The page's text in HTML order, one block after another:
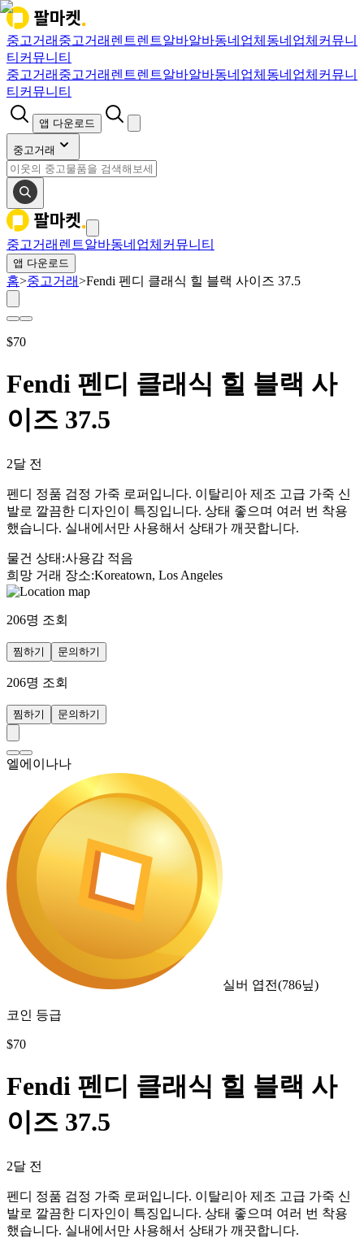
중고거래 중고거래 렌트렌트알바알바동네업체 동네업체 커뮤니
티 커뮤니티
중고거래 중고거래 렌트렌트알바알바동네업체 동네업체 커뮤니
티 커뮤니티
앱 다운로드
중고거래
중고거래 렌트알바동네업체 커뮤니티
앱 다운로드
홈>중고거래>Fendi 펜디 클래식 힐 블랙 사이즈 37.5
$70
Fendi 펜디 클래식 힐 블랙 사
이즈 37.5
2달 전
펜디 정품 검정 가죽 로퍼입니다. 이탈리아 제조 고급 가죽 신
발로 깔끔한 디자인이 특징입니다. 상태 좋으며 여러 번 착용
했습니다. 실내에서만 사용해서 상태가 깨끗합니다.
물건 상태 :사용감 적음
희망 거래 장소:Koreatown, Los Angeles
206명 조회
찜하기 문의하기
206명 조회
찜하기 문의하기
엘에이나나
실버 엽전(786닢)
코인 등급
$70
Fendi 펜디 클래식 힐 블랙 사
이즈 37.5
2달 전
펜디 정품 검정 가죽 로퍼입니다. 이탈리아 제조 고급 가죽 신
발로 깔끔한 디자인이 특징입니다. 상태 좋으며 여러 번 착용
했습니다. 실내에서만 사용해서 상태가 깨끗합니다.